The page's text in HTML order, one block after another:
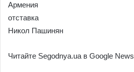
Армения
отставка
Никол Пашинян
Читайте Segodnya.ua в Google News